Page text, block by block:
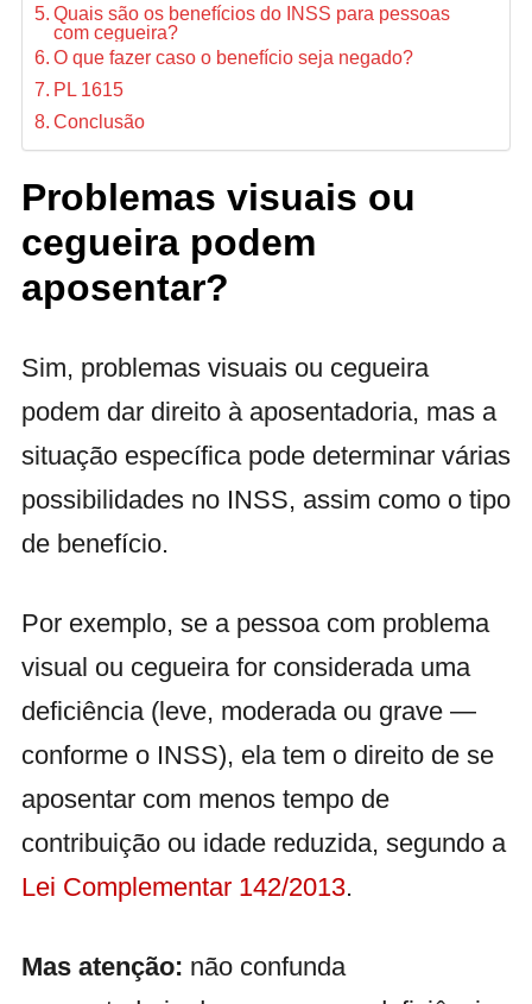
Quais são os benefícios do INSS para pessoas
com cegueira?
O que fazer caso o benefício seja negado?
PL 1615
Conclusão
Problemas visuais ou
cegueira podem
aposentar?
Sim, problemas visuais ou cegueira
podem dar direito à aposentadoria, mas a
situação específica pode determinar várias
possibilidades no INSS, assim como o tipo
de benefício.
Por exemplo, se a pessoa com problema
visual ou cegueira for considerada uma
deficiência (leve, moderada ou grave —
conforme o INSS), ela tem o direito de se
aposentar com menos tempo de
contribuição ou idade reduzida, segundo a
Lei Complementar 142/2013.
Mas atenção: não confunda